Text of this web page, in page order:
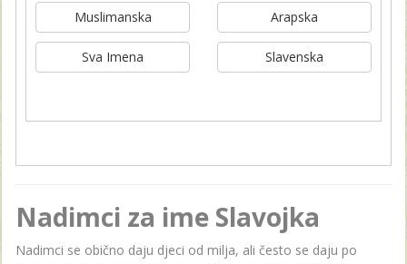
Muslimanska Arapska
Sva Imena Slavenska
Nadimci za ime Slavojka
Nadimci se obično daju djeci od milja, ali često se daju po